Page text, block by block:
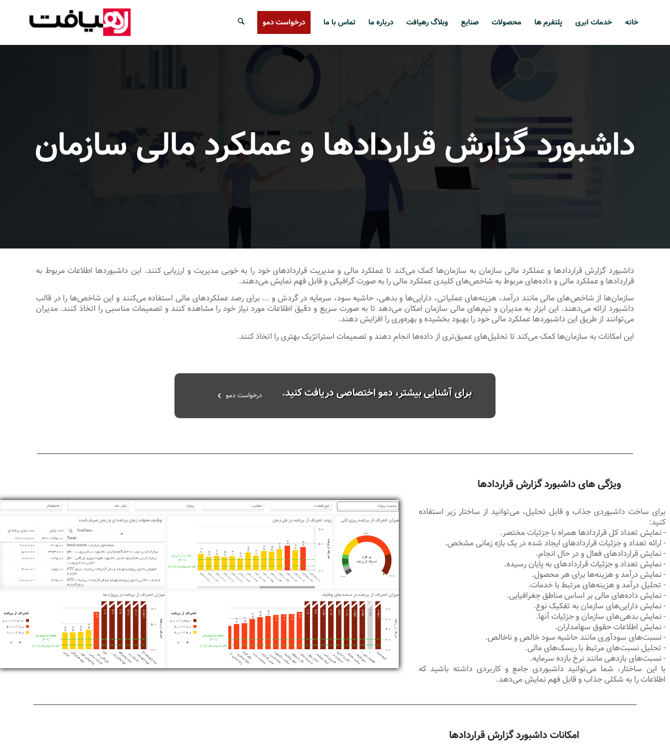
خانه خدمات ابری پلتفرم ها محصولات صنایع وبلاگ رهیافت درباره ما تماس با ما درخواست دمو
داشبورد گزارش قراردادها و عملکرد مالی سازمان
داشبورد گزارش قراردادها و عملکرد مالی سازمان به سازمان‌ها کمک می‌کند تا عملکرد مالی و مدیریت قراردادهای خود را به خوبی مدیریت و ارزیابی کنند. این داشبوردها اطلاعات مربوط به
قراردادها و عملکرد مالی و داده‌های مربوط به شاخص‌های کلیدی عملکرد مالی را به صورت گرافیکی و قابل فهم نمایش می‌دهند.
سازمان‌ها از شاخص‌های مالی مانند درآمد، هزینه‌های عملیاتی، دارایی‌ها و بدهی، حاشیه سود، سرمایه در گردش و ... برای رصد عملکردهای مالی استفاده می‌کنند و این شاخص‌ها را در قالب
داشبورد ارائه می‌دهند. این ابزار به مدیران و تیم‌های مالی سازمان امکان می‌دهد تا به صورت سریع و دقیق اطلاعات مورد نیاز خود را مشاهده کنند و تصمیمات مناسبی را اتخاذ کنند. مدیران
می‌توانند از طریق این داشبوردها عملکرد مالی خود را بهبود بخشیده و بهره‌وری را افزایش دهند.
این امکانات به سازمان‌ها کمک می‌کند تا تحلیل‌های عمیق‌تری از داده‌ها انجام دهند و تصمیمات استراتژیک بهتری را اتخاذ کنند.
برای آشنایی بیشتر، دمو اختصاصی دریافت کنید. درخواست دمو
ویژگی های داشبورد گزارش قراردادها
برای ساخت داشبوردی جذاب و قابل تحلیل، می‌توانید از ساختار زیر استفاده
کنید:
- نمایش تعداد کل قراردادها همراه با جزئیات مختصر.
- ارائه تعداد و جزئیات قراردادهای ایجاد شده در یک بازه زمانی مشخص.
- نمایش قراردادهای فعال و در حال انجام.
- نمایش تعداد و جزئیات قراردادهای به پایان رسیده.
- نمایش درآمد و هزینه‌ها برای هر محصول.
- تحلیل درآمد و هزینه‌های مرتبط با خدمات.
- نمایش داده‌های مالی بر اساس مناطق جغرافیایی.
- نمایش دارایی‌های سازمان به تفکیک نوع.
- نمایش بدهی‌های سازمان و جزئیات آنها.
- نمایش اطلاعات حقوق سهامداران.
- نسبت‌های سودآوری مانند حاشیه سود خالص و ناخالص.
- تحلیل نسبت‌های مرتبط با ریسک‌های مالی.
- نسبت‌های بازدهی مانند نرخ بازده سرمایه.
با این ساختار، شما می‌توانید داشبوردی جامع و کاربردی داشته باشید که
اطلاعات را به شکلی جذاب و قابل فهم نمایش می‌دهد.
امکانات داشبورد گزارش قراردادها